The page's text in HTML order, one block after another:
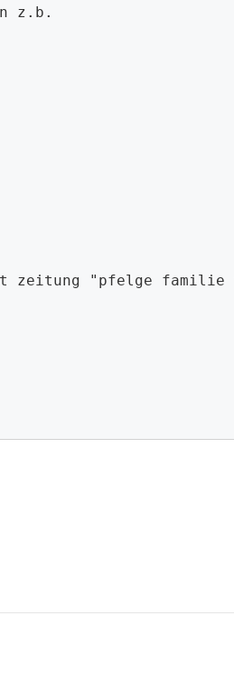
zeitung "pfelge familie